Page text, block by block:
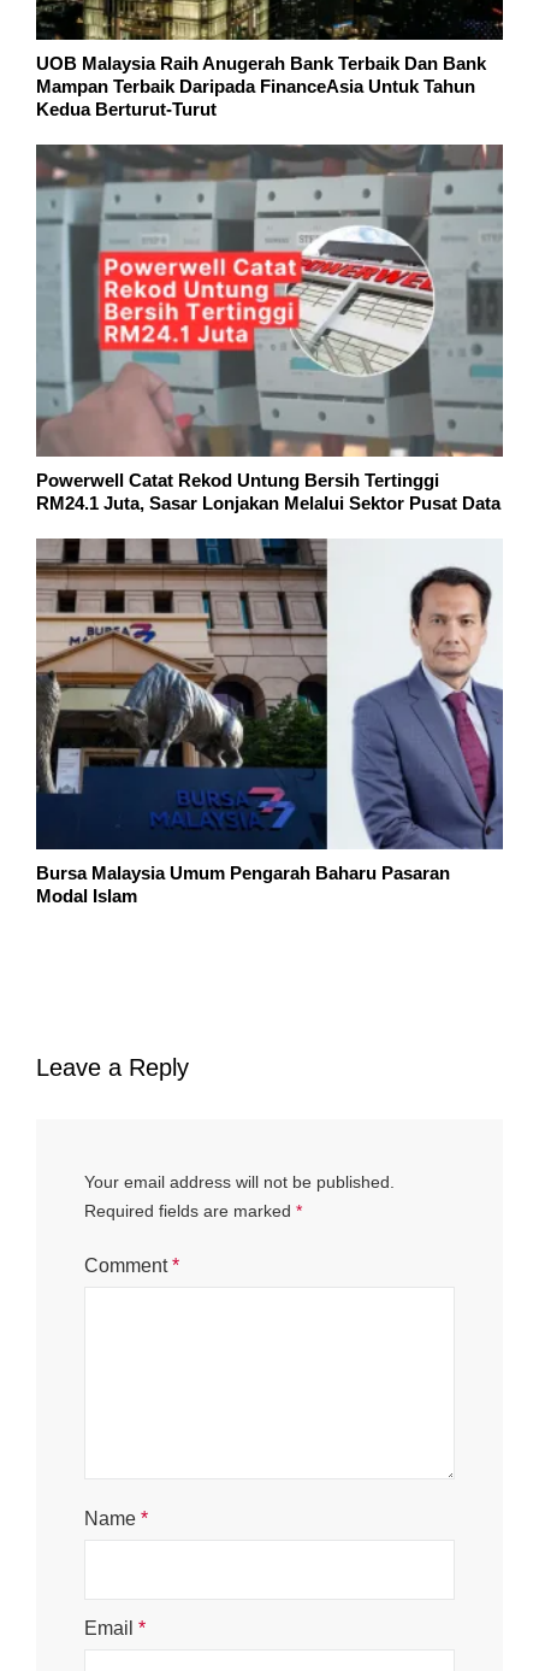
UOB Malaysia Raih Anugerah Bank Terbaik Dan Bank
Mampan Terbaik Daripada FinanceAsia Untuk Tahun
Kedua Berturut-Turut
Powerwell Catat Rekod Untung Bersih Tertinggi
RM24.1 Juta, Sasar Lonjakan Melalui Sektor Pusat Data
Bursa Malaysia Umum Pengarah Baharu Pasaran
Modal Islam
Leave a Reply
Your email address will not be published.
Required fields are marked *
Comment*
Name *
Email *